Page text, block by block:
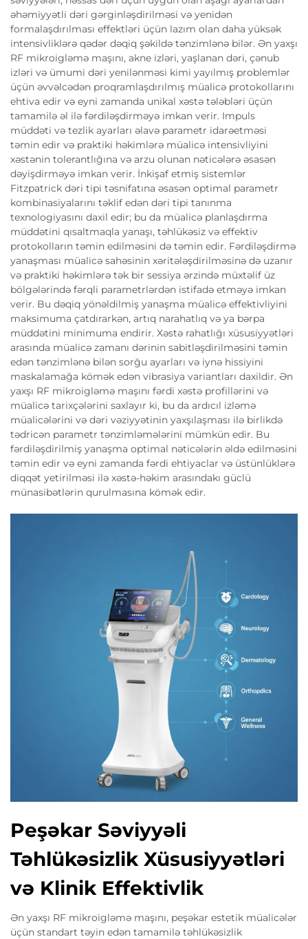
əhəmiyyətli dəri gərginləşdirilməsi və yenidən
formalaşdırılması effektləri üçün lazım olan daha yüksək
intensivliklərə qədər dəqiq şəkildə tənzimlənə bilər. Ən yaxşı
RF mikroigləmə maşını, akne izləri, yaşlanan dəri, çənub
izləri və ümumi dəri yenilənməsi kimi yayılmış problemlər
üçün əvvəlcədən proqramlaşdırılmış müalicə protokollarını
ehtiva edir və eyni zamanda unikal xəstə tələbləri üçün
tamamilə əl ilə fərdiləşdirməyə imkan verir. Impuls
müddəti və tezlik ayarları əlavə parametr idarəetməsi
təmin edir və praktiki həkimlərə müalicə intensivliyini
xəstənin tolerantlığına və arzu olunan nəticələrə əsasən
dəyişdirməyə imkan verir. İnkişaf etmiş sistemlər
Fitzpatrick dəri tipi təsnifatına əsasən optimal parametr
kombinasiyalarını təklif edən dəri tipi tanınma
texnologiyasını daxil edir; bu da müalicə planlaşdırma
müddətini qısaltmaqla yanaşı, təhlükəsiz və effektiv
protokolların təmin edilməsini də təmin edir. Fərdiləşdirmə
yanaşması müalicə sahəsinin xəritələşdirilməsinə də uzanır
və praktiki həkimlərə tək bir sessiya ərzində müxtəlif üz
bölgələrində fərqli parametrlərdən istifadə etməyə imkan
verir. Bu dəqiq yönəldilmiş yanaşma müalicə effektivliyini
maksimuma çatdırarkən, artıq narahatlıq və ya bərpa
müddətini minimuma endirir. Xəstə rahatlığı xüsusiyyətləri
arasında müalicə zamanı dərinin sabitləşdirilməsini təmin
edən tənzimlənə bilən sorğu ayarları və iynə hissiyini
maskalamağa kömək edən vibrasiya variantları daxildir. Ən
yaxşı RF mikroigləmə maşını fərdi xəstə profillərini və
müalicə tarixçələrini saxlayır ki, bu da ardıcıl izləmə
müalicələrini və dəri vəziyyətinin yaxşılaşması ilə birlikdə
tədricən parametr tənzimləmələrini mümkün edir. Bu
fərdiləşdirilmiş yanaşma optimal nəticələrin əldə edilməsini
təmin edir və eyni zamanda fərdi ehtiyaclar və üstünlüklərə
diqqət yetirilməsi ilə xəstə-həkim arasındakı güclü
münasibətlərin qurulmasına kömək edir.
Peşəkar Səviyyəli
Təhlükəsizlik Xüsusiyyətləri
və Klinik Effektivlik
Ən yaxşı RF mikroigləmə maşını, peşəkar estetik müalicələr
üçün standart təyin edən tamamilə təhlükəsizlik